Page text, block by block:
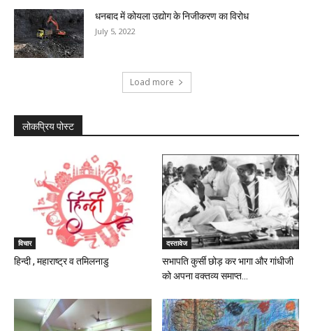
धनबाद में कोयला उद्योग के निजीकरण का विरोध
July 5, 2022
Load more
लोकप्रिय पोस्ट
विचार
हिन्दी , महाराष्ट्र व तमिलनाडु
दस्तावेज
सभापति कुर्सी छोड़ कर भागा और गांधीजी
को अपना वक्तव्य समाप्त...